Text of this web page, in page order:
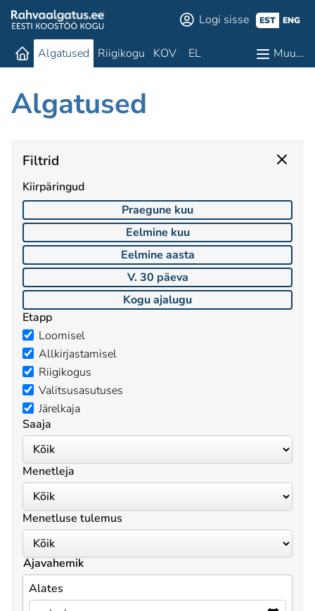
Logi sisse EST ENG
Algatused Riigikogu KOV EL Muu…
Algatused
Filtrid
Kiirpäringud
Praegune kuu
Eelmine kuu
Eelmine aasta
V. 30 päeva
Kogu ajalugu
Etapp
Loomisel
Allkirjastamisel
Riigikogus
Valitsusasutuses
Järelkaja
Saaja
Menetleja
Menetluse tulemus
Ajavahemik
Alates